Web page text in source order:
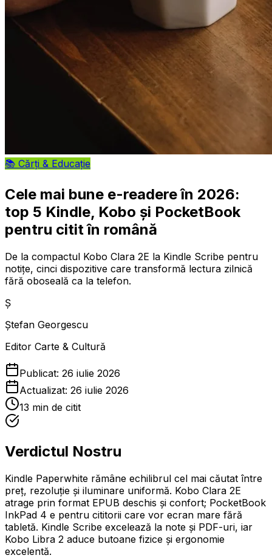
📚 Cărți & Educație
Cele mai bune e-readere în 2026:
top 5 Kindle, Kobo și PocketBook
pentru citit în română
De la compactul Kobo Clara 2E la Kindle Scribe pentru
notițe, cinci dispozitive care transformă lectura zilnică
fără oboseală ca la telefon.
Ș
Ștefan Georgescu
Editor Carte & Cultură
Publicat: 26 iulie 2026
Actualizat: 26 iulie 2026
13 min de citit
Verdictul Nostru
Kindle Paperwhite rămâne echilibrul cel mai căutat între
preț, rezoluție și iluminare uniformă. Kobo Clara 2E
atrage prin format EPUB deschis și confort; PocketBook
InkPad 4 e pentru cititorii care vor ecran mare fără
tabletă. Kindle Scribe excelează la note și PDF-uri, iar
Kobo Libra 2 aduce butoane fizice și ergonomie
excelentă.